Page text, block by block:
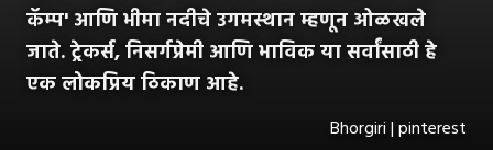
कॅम्प' आणि भीमा नदीचे उगमस्थान म्हणून ओळखले
जाते. ट्रेकर्स, निसर्गप्रेमी आणि भाविक या सर्वांसाठी हे
एक लोकप्रिय ठिकाण आहे.
Bhorgiri | pinterest